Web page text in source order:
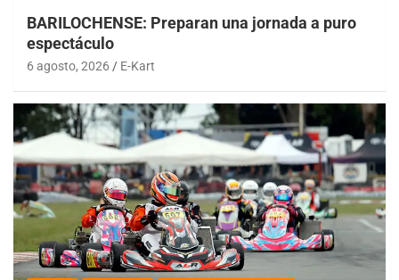
BARILOCHENSE: Preparan una jornada a puro
espectáculo
6 agosto, 2026 E-Kart